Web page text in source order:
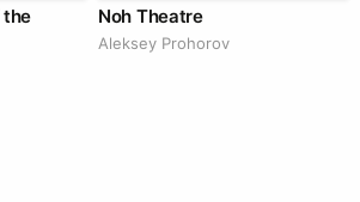
the
Noh Theatre
Aleksey Prohorov